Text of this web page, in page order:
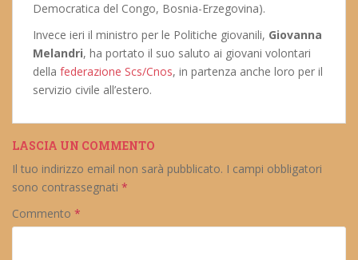
Democratica del Congo, Bosnia-Erzegovina).
Invece ieri il ministro per le Politiche giovanili, Giovanna
Melandri, ha portato il suo saluto ai giovani volontari
della federazione Scs/Cnos, in partenza anche loro per il
servizio civile all’estero.
LASCIA UN COMMENTO
Il tuo indirizzo email non sarà pubblicato. I campi obbligatori
sono contrassegnati *
Commento *